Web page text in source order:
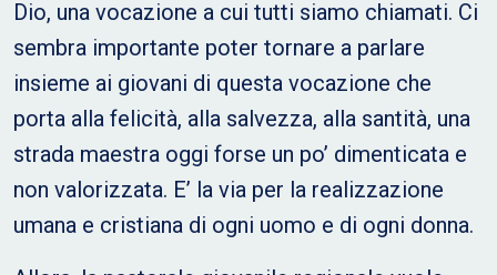
Dio, una vocazione a cui tutti siamo chiamati. Ci
sembra importante poter tornare a parlare
insieme ai giovani di questa vocazione che
porta alla felicità, alla salvezza, alla santità, una
strada maestra oggi forse un po’ dimenticata e
non valorizzata. E’ la via per la realizzazione
umana e cristiana di ogni uomo e di ogni donna.